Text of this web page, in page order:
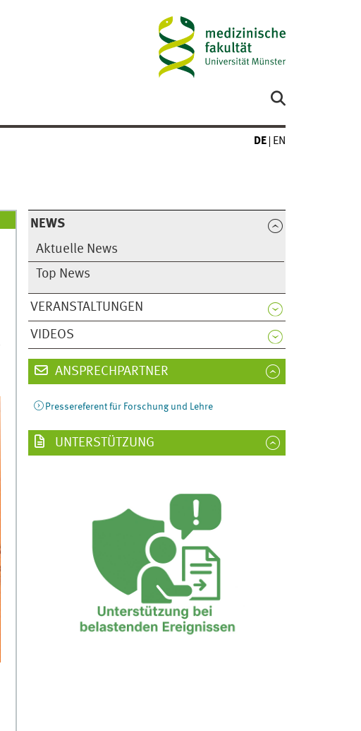
DE EN
NEWS
Aktuelle News
Top News
VERANSTALTUNGEN
VIDEOS
ANSPRECHPARTNER
Pressereferent für Forschung und Lehre
UNTERSTÜTZUNG